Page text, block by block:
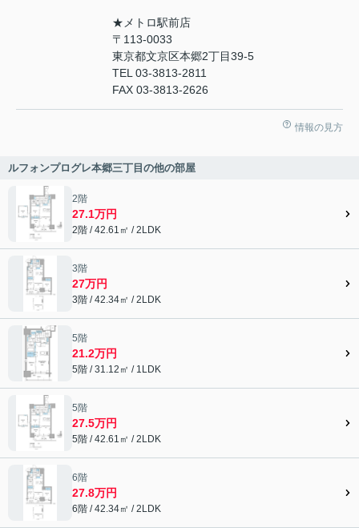
★メトロ駅前店
〒113-0033
東京都文京区本郷2丁目39-5
TEL 03-3813-2811
FAX 03-3813-2626
情報の見方
ルフォンプログレ本郷三丁目の他の部屋
2階
27.1万円
2階 / 42.61㎡ / 2LDK
3階
27万円
3階 / 42.34㎡ / 2LDK
5階
21.2万円
5階 / 31.12㎡ / 1LDK
5階
27.5万円
5階 / 42.61㎡ / 2LDK
6階
27.8万円
6階 / 42.34㎡ / 2LDK